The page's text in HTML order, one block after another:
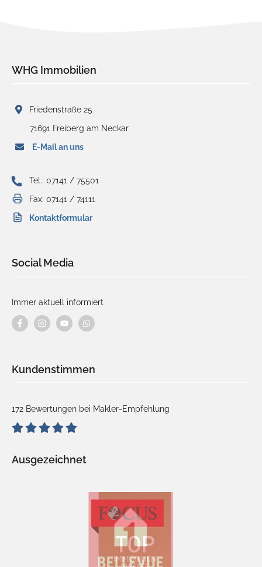
WHG Immobilien
Friedenstraße 25
71691 Freiberg am Neckar
E-Mail an uns
Tel.: 07141 / 75501
Fax: 07141 / 74111
Kontaktformular
Social Media
Immer aktuell informiert
Kundenstimmen
172 Bewertungen bei Makler-Empfehlung
Ausgezeichnet